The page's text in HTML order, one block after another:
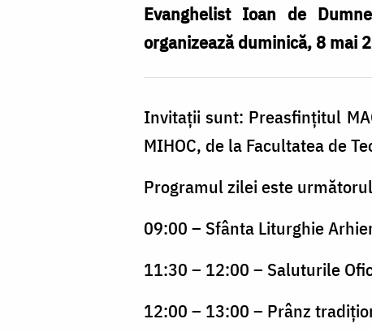
Evanghelist Ioan de
organizează duminică, 8 mai
Invitații sunt: Preasfințitul
MIHOC, de la Facultatea de
Programul zilei este
09:00 – Sfânta Liturghie
11:30 – 12:00 – Saluturile
12:00 – 13:00 – Prânz